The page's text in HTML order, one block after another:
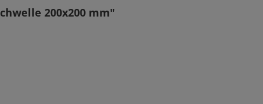
200x200 mm"